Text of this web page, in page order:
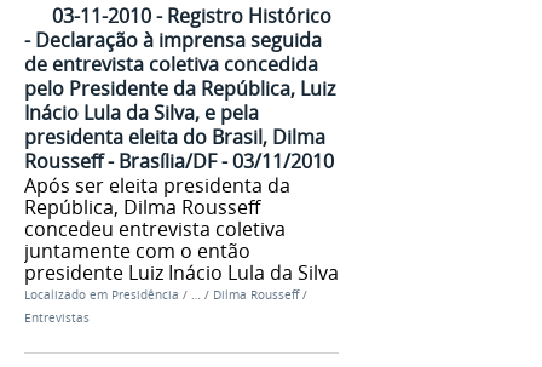
03-11-2010 - Registro Histórico
- Declaração à imprensa seguida
de entrevista coletiva concedida
pelo Presidente da República, Luiz
Inácio Lula da Silva, e pela
presidenta eleita do Brasil, Dilma
Rousseff - Brasília/DF - 03/11/2010
Após ser eleita presidenta da
República, Dilma Rousseff
concedeu entrevista coletiva
juntamente com o então
presidente Luiz Inácio Lula da Silva
Localizado em Presidência / … / Dilma Rousseff /
Entrevistas